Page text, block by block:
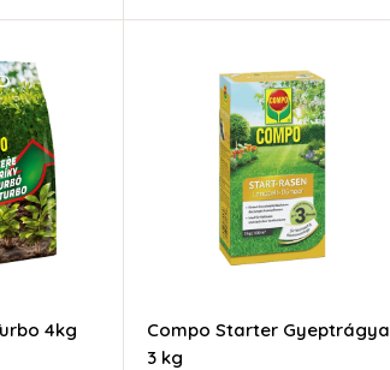
4kg
Compo Starter Gyeptrágya
3 kg